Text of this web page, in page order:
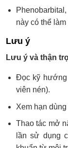
này có thể
Lưu ý
Lưu ý và thận
Đọc kỹ hướng
viên nén).
Xem hạn
Thao tác mở
lần sử dụng